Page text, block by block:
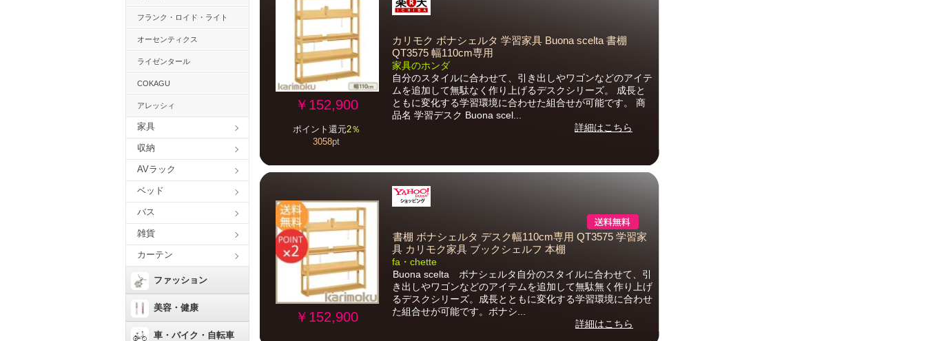
フランク・ロイド・ライト
オーセンティクス
ライゼンタール
COKAGU
アレッシィ
家具
収納
AVラック
ベッド
バス
雑貨
カーテン
ファッション
美容・健康
車・バイク・自転車
￥152,900
ポイント還元2％
3058pt
カリモク ボナシェルタ 学習家具 Buona scelta 書棚
QT3575 幅110cm専用
家具のホンダ
自分のスタイルに合わせて、引き出しやワゴンなどのアイテ
ムを追加して無駄なく作り上げるデスクシリーズ。 成長と
ともに変化する学習環境に合わせた組合せが可能です。 商
品名 学習デスク Buona scel...
詳細はこちら
￥152,900
書棚 ボナシェルタ デスク幅110cm専用 QT3575 学習家
具 カリモク家具 ブックシェルフ 本棚
fa・chette
Buona scelta ボナシェルタ自分のスタイルに合わせて、引
き出しやワゴンなどのアイテムを追加して無駄無く作り上げ
るデスクシリーズ。成長とともに変化する学習環境に合わせ
た組合せが可能です。ボナシ...
詳細はこちら